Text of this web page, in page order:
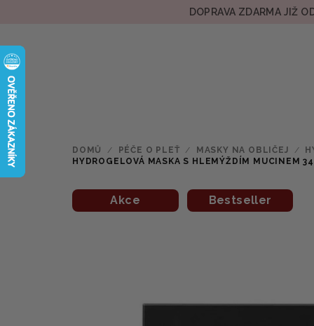
DOPRAVA ZDARMA JIŽ
DOMŮ / PÉČE O PLEŤ / MASKY NA OBLIČEJ /
HYDROGELOVÁ MASKA S HLEMÝŽDÍM MUCINEM
Akce Bestseller